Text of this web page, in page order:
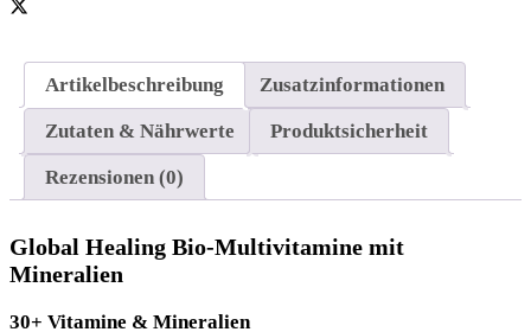
Artikelbeschreibung Zusatzinformationen
Zutaten & Nährwerte Produktsicherheit
Rezensionen (0)
Global Healing Bio-Multivitamine mit
Mineralien
30+ Vitamine & Mineralien